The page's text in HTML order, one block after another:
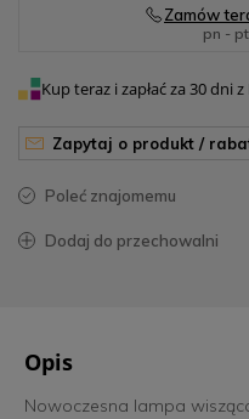
Zamów
pn -
Kup teraz i zapłać za 30 dni z
zapytaj o produkt /
poleć znajomemu
dodaj do przechowalni
Opis
Nowoczesna lampa